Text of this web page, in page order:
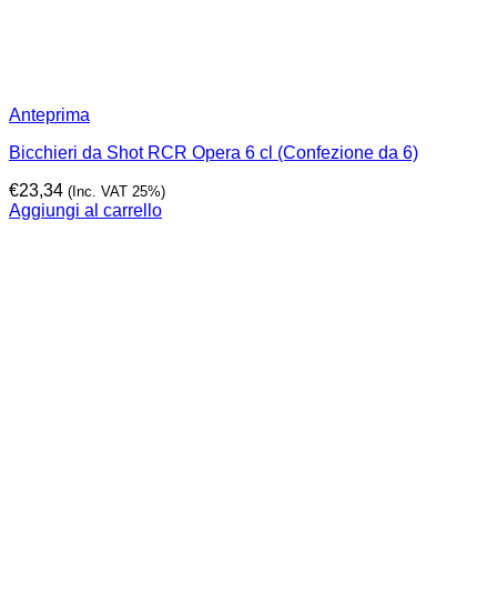
Anteprima
Bicchieri da Shot RCR Opera 6 cl (Confezione da 6)
€23,34 (Inc. VAT 25%)
Aggiungi al carrello